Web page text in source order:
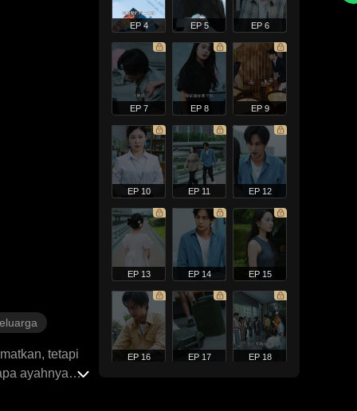
tetapi
ayahnya
EP 4 EP 5 EP 6
EP 7 EP 8 EP 9
EP 10 EP 11 EP 12
EP 13 EP 14 EP 15
EP 16 EP 17 EP 18